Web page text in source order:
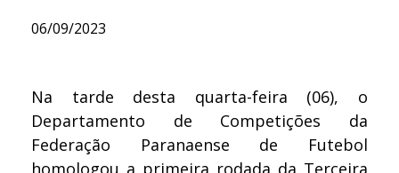
06/09/2023
Na tarde desta quarta-feira (06), o
Departamento de Competições da
Federação Paranaense de Futebol
homologou a primeira rodada da Terceira